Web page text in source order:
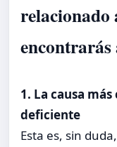
relacionado
1. La causa
deficiente
Esta es, sin